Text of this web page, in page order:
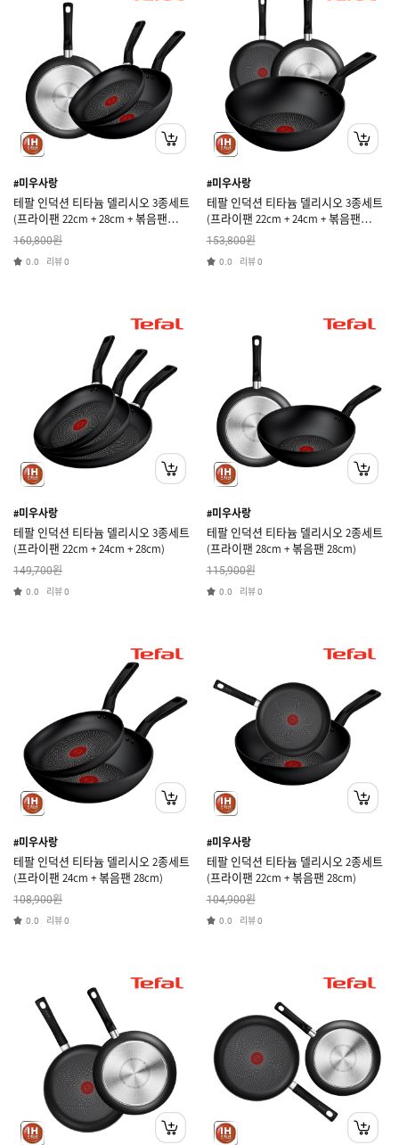
#미우사랑
테팔 인덕션 티타늄 델리시오 3종세트
(프라이팬 22cm + 28cm + 볶음팬
28cm)
160,800원
0.0 리뷰0
#미우사랑
테팔 인덕션 티타늄 델리시오 3종세트
(프라이팬 22cm + 24cm + 볶음팬
28cm)
153,800원
0.0 리뷰0
#미우사랑
테팔 인덕션 티타늄 델리시오 3종세트
(프라이팬 22cm + 24cm + 28cm)
149,700원
0.0 리뷰0
#미우사랑
테팔 인덕션 티타늄 델리시오 2종세트
(프라이팬 28cm + 볶음팬 28cm)
115,900원
0.0 리뷰0
#미우사랑
테팔 인덕션 티타늄 델리시오 2종세트
(프라이팬 24cm + 볶음팬 28cm)
108,900원
0.0 리뷰0
#미우사랑
테팔 인덕션 티타늄 델리시오 2종세트
(프라이팬 22cm + 볶음팬 28cm)
104,900원
0.0 리뷰0